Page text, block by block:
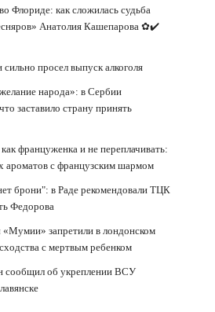
Флориде: как сложилась судьба
Анатолия Кашепарова ✿✔️
просел выпуск алкоголя
народа»: в Сербии
заставило страну принять
француженка и не переплачивать:
ароматов с французским шармом
брони": в Раде рекомендовали ТЦК
Федорова
запретили в лондонском
с мертвым ребенком
сообщил об укреплении ВСУ